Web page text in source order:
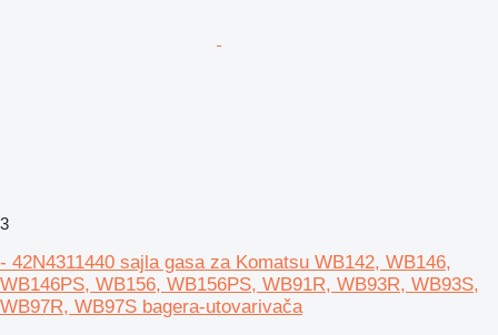
3
- 42N4311440 sajla gasa za Komatsu WB142, WB146,
WB146PS, WB156, WB156PS, WB91R, WB93R, WB93S,
WB97R, WB97S bagera-utovarivača